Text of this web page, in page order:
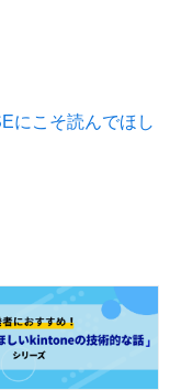
にこそ読んでほし